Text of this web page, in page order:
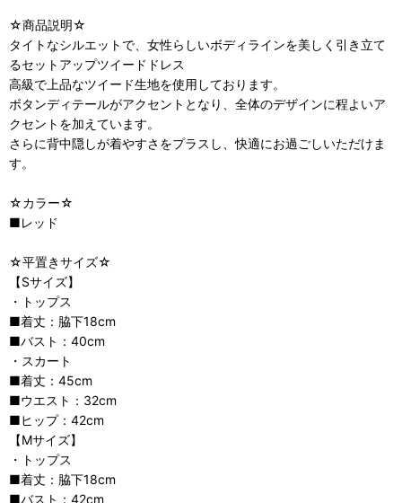
☆商品説明☆
タイトなシルエットで、女性らしいボディラインを美しく引き立て
るセットアップツイードドレス
高級で上品なツイード生地を使用しております。
ボタンディテールがアクセントとなり、全体のデザインに程よいア
クセントを加えています。
さらに背中隠しが着やすさをプラスし、快適にお過ごしいただけま
す。
☆カラー☆
■レッド
☆平置きサイズ☆
【Sサイズ】
・トップス
■着丈：脇下18cm
■バスト：40cm
・スカート
■着丈：45cm
■ウエスト：32cm
■ヒップ：42cm
【Mサイズ】
・トップス
■着丈：脇下18cm
■バスト：42cm